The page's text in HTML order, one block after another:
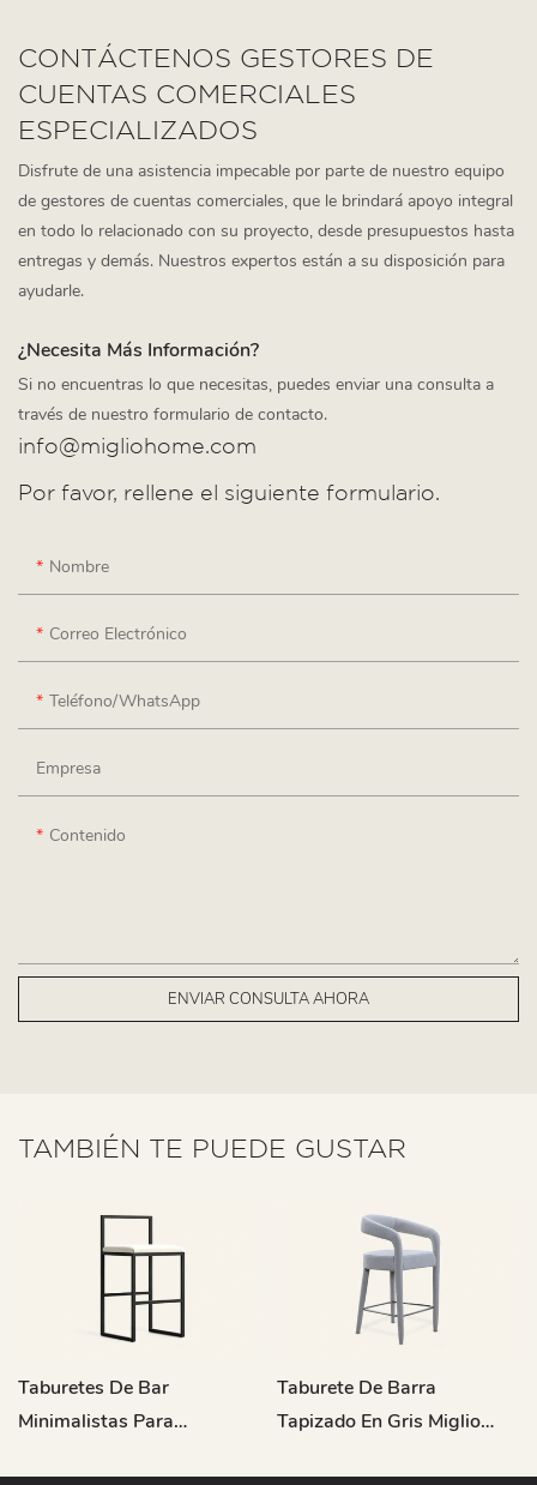
CONTÁCTENOS GESTORES DE
CUENTAS COMERCIALES
ESPECIALIZADOS
Disfrute de una asistencia impecable por parte de nuestro equipo
de gestores de cuentas comerciales, que le brindará apoyo integral
en todo lo relacionado con su proyecto, desde presupuestos hasta
entregas y demás. Nuestros expertos están a su disposición para
ayudarle.
¿Necesita Más Información?
Si no encuentras lo que necesitas, puedes enviar una consulta a
través de nuestro formulario de contacto.
info@migliohome.com
Por favor, rellene el siguiente formulario.
Nombre
Correo Electrónico
Teléfono/WhatsApp
Empresa
Contenido
ENVIAR CONSULTA AHORA
TAMBIÉN TE PUEDE GUSTAR
Taburetes De Bar
Minimalistas Para
Taburete De Barra
Tapizado En Gris Miglio